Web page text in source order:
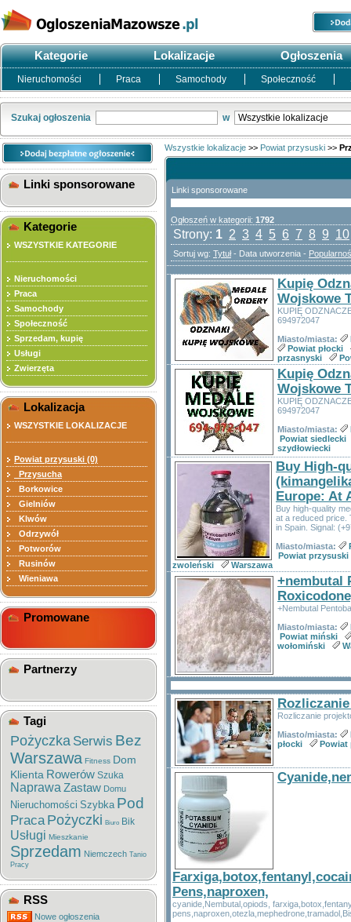
Kategorie Lokalizacje Ogłoszenia
Nieruchomości Praca Samochody Społeczność
Szukaj ogłoszenia w
Linki sponsorowane
Kategorie
WSZYSTKIE KATEGORIE
Nieruchomości
Praca
Samochody
Społeczność
Sprzedam, kupię
Usługi
Zwierzęta
Lokalizacja
WSZYSTKIE LOKALIZACJE
Powiat przysuski (0)
Przysucha
Borkowice
Gielniów
Klwów
Odrzywół
Potworów
Rusinów
Wieniawa
Promowane
Partnerzy
Tagi
Pożyczka Serwis Bez
Warszawa Fitness Dom
Klienta Rowerów Szuka
Naprawa Zastaw Domu
Nieruchomości Szybka Pod
Praca Pożyczki Biuro Bik
Usługi Mieszkanie
Sprzedam Niemczech Tanio
Pracy
RSS
Nowe ogłoszenia
Wszystkie lokalizacje >> Powiat przysuski >>
Linki sponsorowane
Ogłoszeń w kategorii: 1792
Strony: 1 2 3 4 5 6 7 8 9 10
Sortuj wg: Tytuł- Data utworzenia -
Kupię
Wojskowe
KUPIĘ
694972047
Miasto/miasta:
Powiat płocki
przasnyski
Kupię
Wojskowe
KUPIĘ
694972047
Miasto/miasta:
Powiat siedlecki
szydłowiecki
Buy High-
Europe: At
Buy high-quality
at a reduced price.
in Spain. Signal:
Miasto/miasta:
Powiat przysuski
zwoleński
Warszawa
+nembutal
+Nembutal
Miasto/miasta:
Powiat miński
wołomiński
Rozliczanie
Miasto/miasta:
płocki
Powiat
Pens,naproxen,
cyanide,Nembutal,opiods,